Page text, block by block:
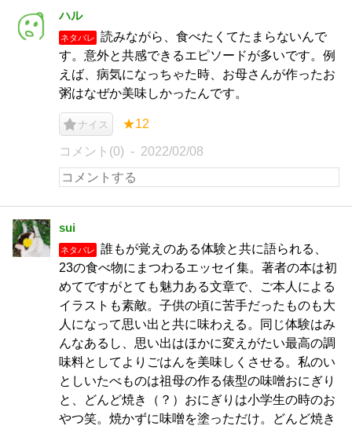
ハル
ネタバレ
読みながら、食べたくてたまらないんで
す。意外と共感できるエピソードが多いです。例
えば、病気になっちゃた時、お母さんが作ったお
粥はなぜか美味しかったんです。
ナイス ★12
コメント(0) 2022/02/08
sui
ネタバレ
誰もが覚えのある体験と共に語られる、
23の食べ物にまつわるエッセイ集。著者の本は初
めてですがとても魅力ある文章で、ご本人による
イラストも素敵。子供の頃に苦手だったものも大
人になって思い出と共に味わえる。同じ体験はみ
んなあるし、思い出はほかに変えがたい最高の調
味料としてよりごはんを美味しくさせる。私のい
としいたべものは祖母の作る俵型の味噌おにぎり
と、どんど焼き（？）おにぎりは小学生の時のお
やつ笑。焼かずに味噌を塗っただけ。どんど焼き